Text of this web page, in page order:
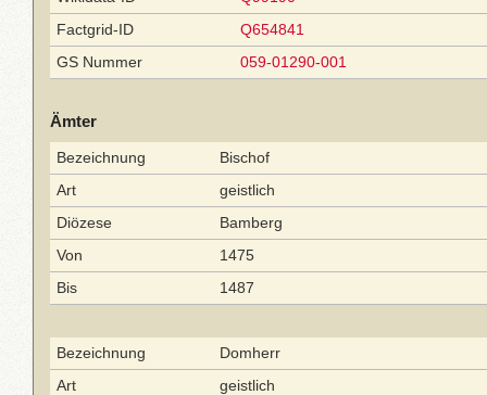
Factgrid-ID
Q654841
GS Nummer
059-01290-001
Ämter
Bezeichnung
Bischof
Art
geistlich
Diözese
Bamberg
Von
1475
Bis
1487
Bezeichnung
Domherr
Art
geistlich